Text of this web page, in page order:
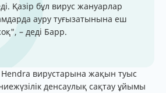
Қазір бұл вирус жануарлар
ауру туғызатынына еш
– деді Барр.
вирустарына жақын туыс
денсаулық сақтау ұйымы